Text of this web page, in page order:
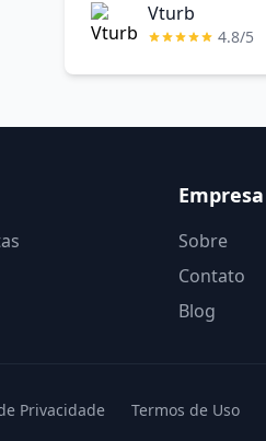
Vturb
4.8/5
Empresa
Sobre
Contato
Blog
Privacidade Termos de Uso